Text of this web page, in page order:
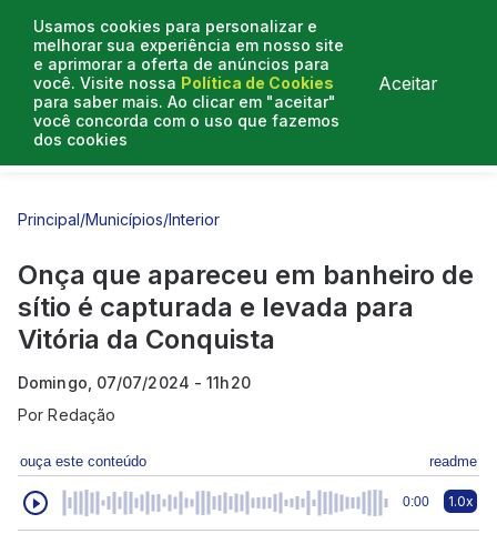
Usamos cookies para personalizar e
melhorar sua experiência em nosso site
e aprimorar a oferta de anúncios para
você. Visite nossa Política de Cookies
para saber mais. Ao clicar em "aceitar"
você concorda com o uso que fazemos
dos cookies
Aceitar
Entrevistas
Principal/Municípios/Interior
Onça que apareceu em banheiro de
sítio é capturada e levada para
Vitória da Conquista
Domingo, 07/07/2024 - 11h20
PorRedação
ouça este conteúdo readme
0:00 1.0x